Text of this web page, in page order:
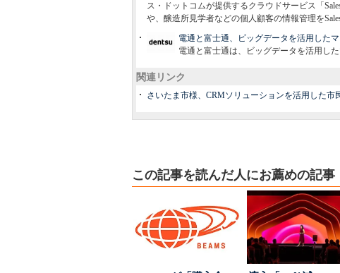
ス・ドットコムが提供するクラウドサービス「
や、醸造所見学者などの個人顧客の情報管理を
電通と富士通、ビッグデータを活用した
電通と富士通は、ビッグデータを活用し
関連リンク
さいたま市様、CRMソリューションを活用した市
この記事を読んだ人にお薦めの記事